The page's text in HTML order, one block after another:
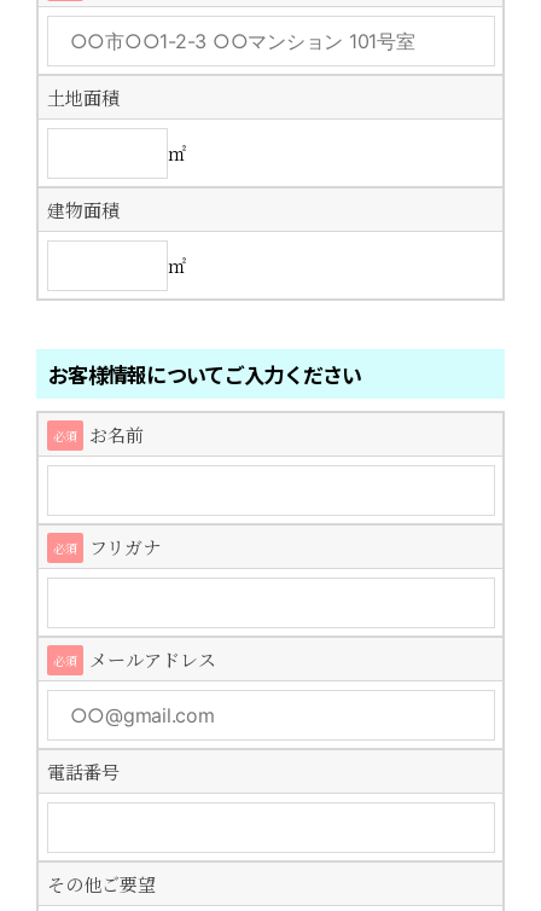
土地面積
㎡
建物面積
㎡
お客様情報についてご入力ください
必須 お名前
必須 フリガナ
必須 メールアドレス
電話番号
その他ご要望